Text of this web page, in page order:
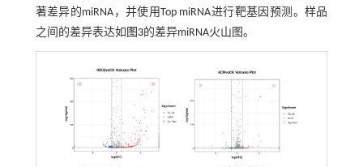
著差异的miRNA，并使用Top miRNA进行靶基因预测。样品
之间的差异表达如 图3的差异miRNA火山图。